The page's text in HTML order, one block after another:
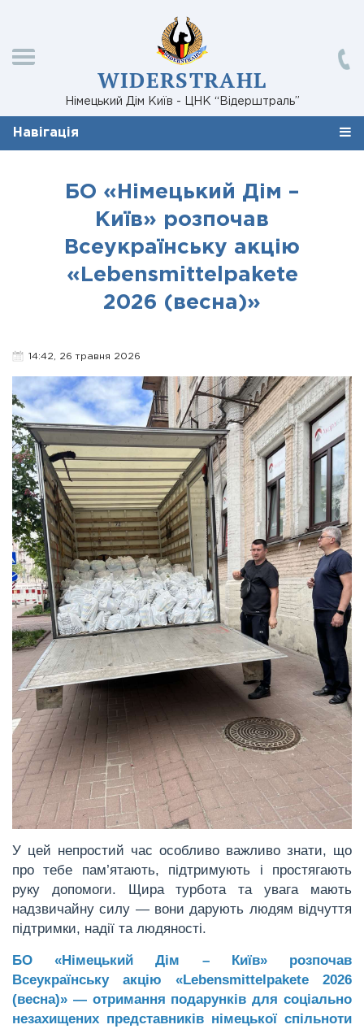
WIDERSTRAHL
Німецький Дім Київ - ЦНК “Відерштраль”
Навігація
БО «Німецький Дім –
Київ» розпочав
Всеукраїнську акцію
«Lebensmittelpakete
2026 (весна)»
14:42, 26 травня 2026
У цей непростий час особливо важливо знати, що
про тебе пам’ятають, підтримують і простягають
руку допомоги. Щира турбота та увага мають
надзвичайну силу — вони дарують людям відчуття
підтримки, надії та людяності.
БО «Німецький Дім – Київ» розпочав
Всеукраїнську акцію «Lebensmittelpakete 2026
(весна)» — отримання подарунків для соціально
незахищених представників німецької спільноти